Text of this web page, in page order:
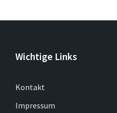
Wichtige Links
Kontakt
Impressum